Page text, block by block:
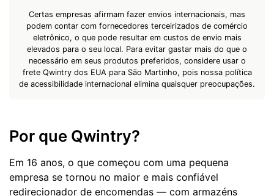
Certas empresas afirmam fazer envios internacionais, mas
podem contar com fornecedores terceirizados de comércio
eletrônico, o que pode resultar em custos de envio mais
elevados para o seu local. Para evitar gastar mais do que o
necessário em seus produtos preferidos, considere usar o
frete Qwintry dos EUA para São Martinho, pois nossa política
de acessibilidade internacional elimina quaisquer preocupações.
Por que Qwintry?
Em 16 anos, o que começou com uma pequena
empresa se tornou no maior e mais confiável
redirecionador de encomendas — com armazéns